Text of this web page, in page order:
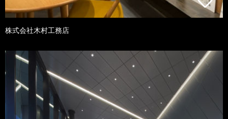
株式会社木村工務店